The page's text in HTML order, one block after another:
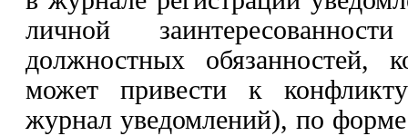
личной
должностных обязанностей,
может привести к
журнал уведомлений), по